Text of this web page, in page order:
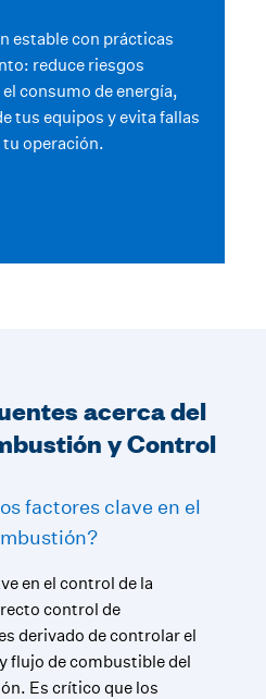
estable con prácticas
reduce riesgos
consumo de energía,
tus equipos y evita fallas
operación.
acerca del
y Control
factores clave en el
en el control de la
control de
derivado de controlar el
flujo de combustible del
Es crítico que los